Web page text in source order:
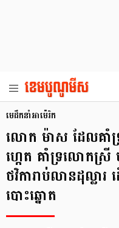
មេដឹកនាំអាម៉េរិក
លោក ម៉ាស ដែលគ
ហ្កេត គាំទ្រលោកស្រី
ថវិការាប់លានដុល្លា
បោះឆ្នោត